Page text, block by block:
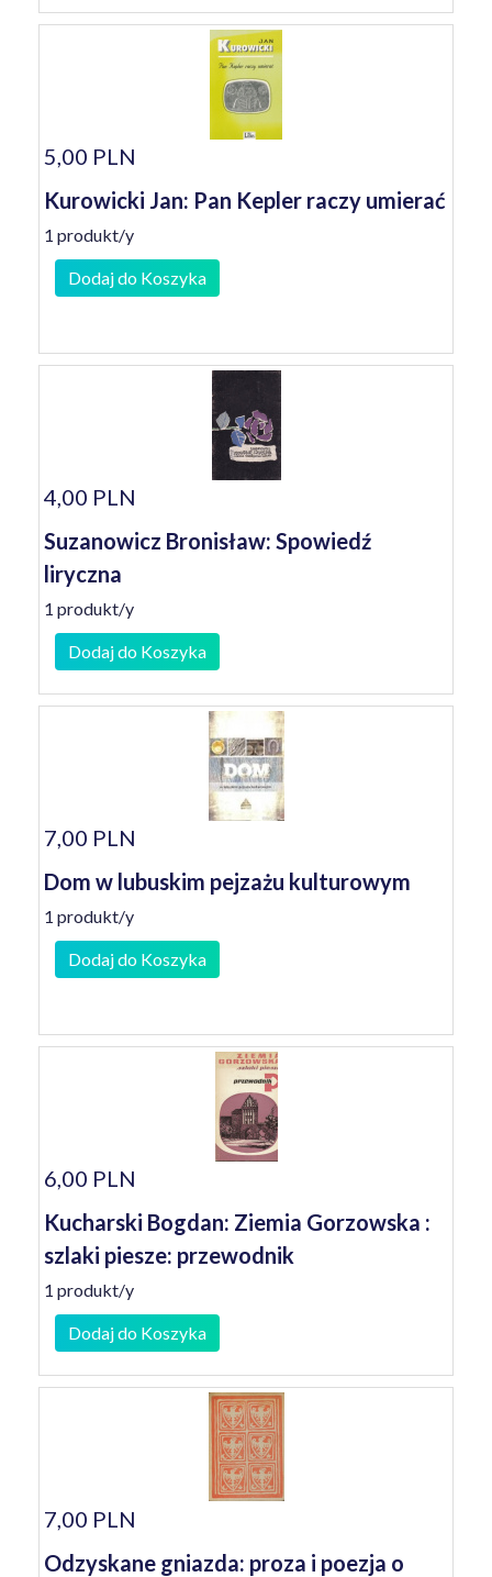
5,00 PLN
Kurowicki Jan: Pan Kepler raczy umierać
1 produkt/y
Dodaj do Koszyka
4,00 PLN
Suzanowicz Bronisław: Spowiedź
liryczna
1 produkt/y
Dodaj do Koszyka
7,00 PLN
Dom w lubuskim pejzażu kulturowym
1 produkt/y
Dodaj do Koszyka
6,00 PLN
Kucharski Bogdan: Ziemia Gorzowska :
szlaki piesze: przewodnik
1 produkt/y
Dodaj do Koszyka
7,00 PLN
Odzyskane gniazda: proza i poezja o